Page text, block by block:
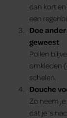
dan kort
een
Doe
geweest
Pollen
omkleden
schelen.
Douche
Zo neem
dat je ’s